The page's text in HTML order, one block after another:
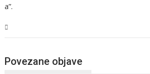
a”.
Povezane objave